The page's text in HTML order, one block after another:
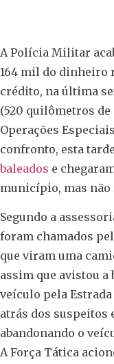
A Polícia Militar
164 mil do dinheiro
crédito, na última
(520 quilômetros de
Operações
confronto, esta
baleados e
município, mas
Segundo a
foram chamados
que viram uma
assim que avistou
veículo pela
atrás dos suspeitos
abandonando o
A Força Tática